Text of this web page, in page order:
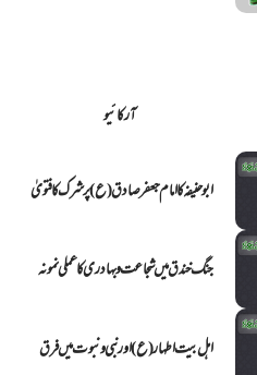
آرکائیو
ابو حنیفہ کا امام جعفر صادق (ع) پر شرک کا فتویٰ
جنگ خندق میں شجاعت و بہادری کا عملی نمونہ
اہل بیت اطہار (ع) اور نبی و نبوت میں فرق